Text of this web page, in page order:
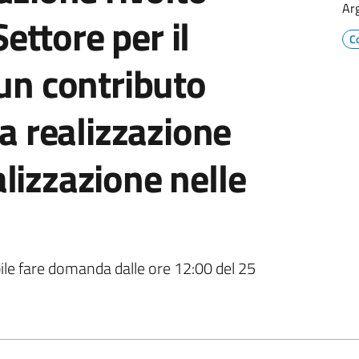
per il
contributo
realizzazione
nelle
fare domanda dalle ore 12:00 del 25